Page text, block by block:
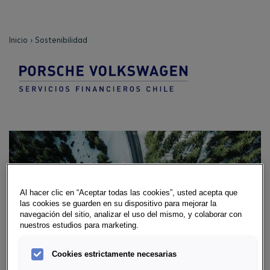
Inicio Sostenibilidad
Al hacer clic en “Aceptar todas las cookies”, usted acepta que
las cookies se guarden en su dispositivo para mejorar la
navegación del sitio, analizar el uso del mismo, y colaborar con
nuestros estudios para marketing.
Cookies estrictamente necesarias